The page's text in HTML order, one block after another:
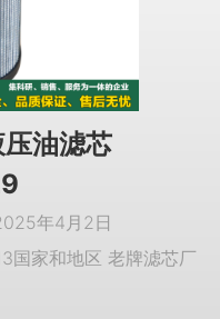
油滤芯
年4月2日
国家和地区 老牌滤芯厂